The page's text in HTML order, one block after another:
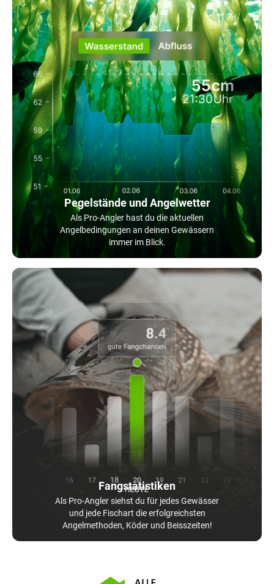
Pegelstände und Angelwetter
Als Pro-Angler hast du die aktuellen
Angelbedingungen an deinen Gewässern
immer im Blick.
Fangstatistiken
Als Pro-Angler siehst du für jedes Gewässer
und jede Fischart die erfolgreichsten
Angelmethoden, Köder und Beisszeiten!